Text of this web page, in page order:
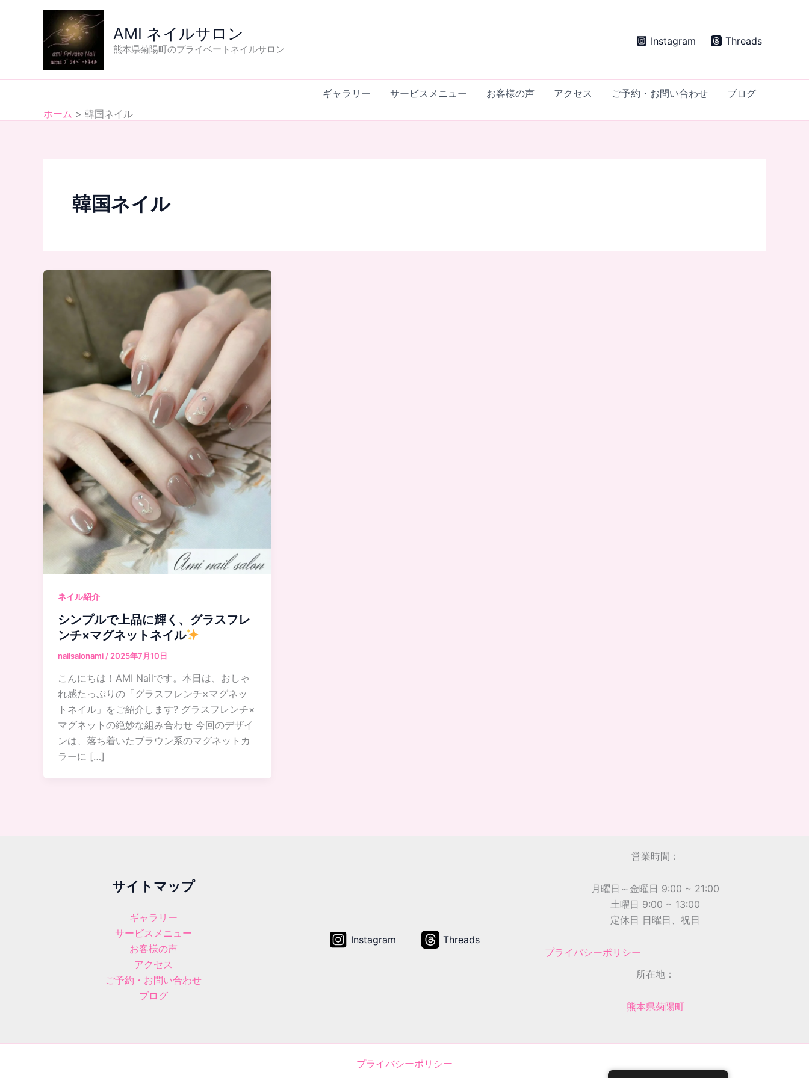
AMI ネイルサロン
熊本県菊陽町のプライベートネイルサロン
Instagram Threads
ギャラリー サービスメニュー お客様の声 アクセス ご予約・お問い合わせ
ブログ
ホーム
韓国ネイル
韓国ネイル
ネイル紹介
シンプルで上品に輝く、グラスフレ
ンチ×マグネットネイル
nailsalonami / 2025年7月10日
こんにちは！AMI Nailです。本日は、おしゃ
れ感たっぷりの「グラスフレンチ×マグネッ
トネイル」をご紹介します? グラスフレンチ×
マグネットの絶妙な組み合わせ 今回のデザイ
ンは、落ち着いたブラウン系のマグネットカ
ラーに […]
サイトマップ
ギャラリー
サービスメニュー
お客様の声
アクセス
ご予約・お問い合わせ
ブログ
Instagram Threads
営業時間：
月曜日～金曜日 9:00 ~ 21:00
土曜日 9:00 ~ 13:00
定休日 日曜日、祝日
プライバシーポリシー
所在地：
熊本県菊陽町
プライバシーポリシー